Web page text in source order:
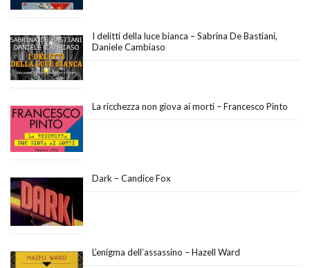
I delitti della luce bianca – Sabrina De Bastiani,
Daniele Cambiaso
La ricchezza non giova ai morti – Francesco Pinto
Dark – Candice Fox
L’enigma dell’assassino – Hazell Ward